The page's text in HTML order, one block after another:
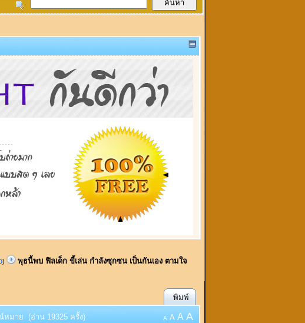
) พุธนี้พบ ฟิลเด็ก ขี้เล่น กำลังซุกซน เป็นกันเอง ตามใจ
พิมพ์
หมาย (อ่าน 19325 ครั้ง) A A A A